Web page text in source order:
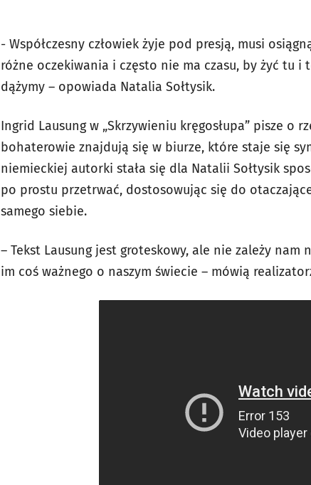
- Współczesny człowiek żyje pod presją, musi
różne oczekiwania i często nie ma czasu, by żyć tu
dążymy – opowiada Natalia Sołtysik.
Ingrid Lausung w „Skrzywieniu kręgosłupa” pisze o
bohaterowie znajdują się w biurze, które staje się
niemieckiej autorki stała się dla Natalii Sołtysik
po prostu przetrwać, dostosowując się do
samego siebie.
– Tekst Lausung jest groteskowy, ale nie zależy
im coś ważnego o naszym świecie – mówią